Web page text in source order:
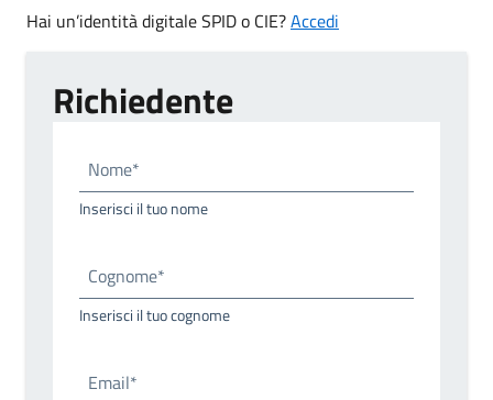
Hai un’identità digitale SPID o CIE?Accedi
Richiedente
Nome*
Inserisci il tuo nome
Cognome*
Inserisci il tuo cognome
Email*